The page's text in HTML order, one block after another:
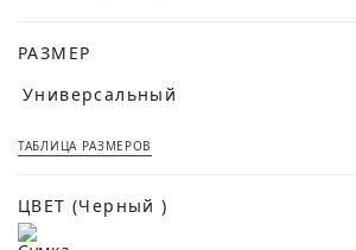
РАЗМЕР
Универсальный
ТАБЛИЦА РАЗМЕРОВ
ЦВЕТ (Черный )